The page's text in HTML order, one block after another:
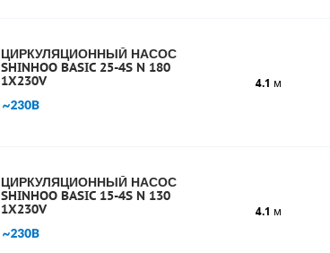
ЦИРКУЛЯЦИОННЫЙ НАСОС
SHINHOO BASIC 25-4S N 180
1X230V
4.1 м
ЦИРКУЛЯЦИОННЫЙ НАСОС
SHINHOO BASIC 15-4S N 130
1X230V
4.1 м